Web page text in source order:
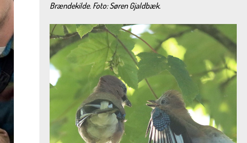
Brændekilde. Foto: Søren Gjaldbæk.